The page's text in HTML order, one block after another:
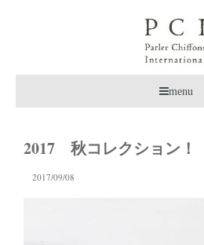
menu
2017 秋コレクション！
2017/09/08